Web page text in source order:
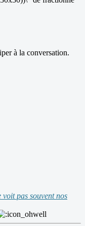
à la conversation.
voit pas souvent nos